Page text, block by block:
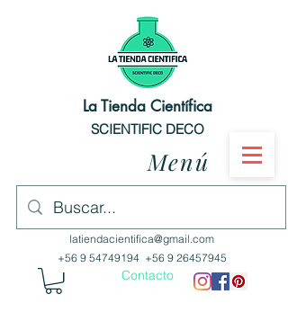
La Tienda Científica
SCIENTIFIC DECO
Menú
latiendacientifica@gmail.com
+56 9 54749194 +56 9 26457945
Contacto